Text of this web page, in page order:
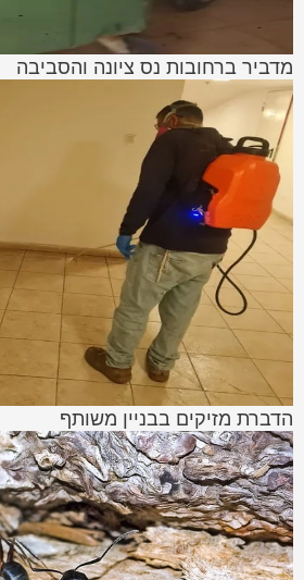
מדביר ברחובות נס ציונה והסביבה
הדברת מזיקים בבניין משותף